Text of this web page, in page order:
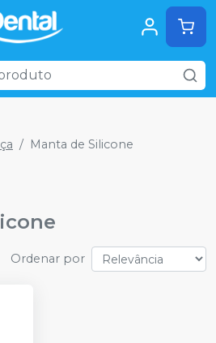
Manta de Silicone
Ordenar por